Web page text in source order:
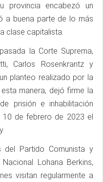
provincia encabezó un
a buena parte de lo más
clase capitalista.
la Corte Suprema,
Carlos Rosenkrantz y
planteo realizado por la
manera, dejó firme la
prisión e inhabilitación
de febrero de 2023 el
del Partido Comunista y
Lohana Berkins,
visitan regularmente a